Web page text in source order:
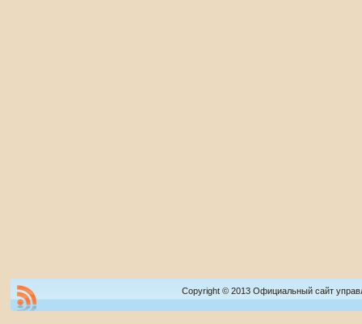
Copyright © 2013 Официальный сайт